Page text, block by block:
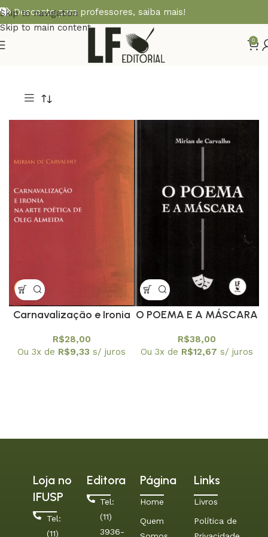
Skip to navigation
Skip to main content
Desconto para professores, saiba mais!
0
Carnavalização e Ironia
Almeida
R$28,00
Ou 3x de R$9,33 s/ juros
O POEMA E A MÁSCARA
R$38,00
Ou 3x de R$12,67 s/ juros
Loja no
IFUSP
Tel:
(11)
Editora
Tel:
(11)
3936-
Página
Home
Quem
Links
Livros
Política de